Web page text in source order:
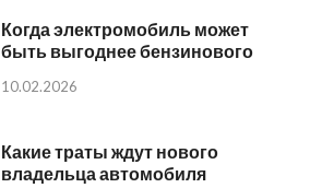
Когда электромобиль может
быть выгоднее бензинового
10.02.2026
Какие траты ждут нового
владельца автомобиля